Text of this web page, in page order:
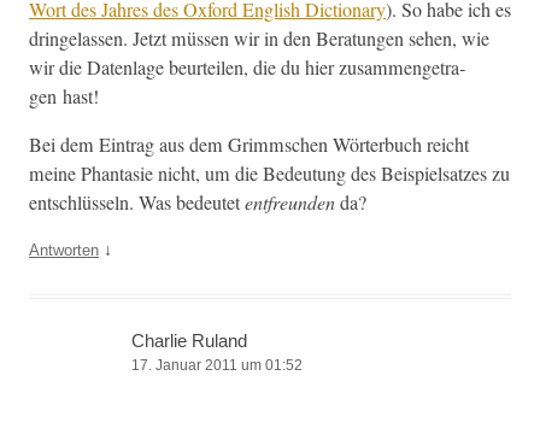
Wort des Jahres des Oxford Eng­lish Dic­tio­nary). So habe ich es
dringe­lassen. Jet­zt müssen wir in den Beratun­gen sehen, wie
wir die Daten­lage beurteilen, die du hier zusam­menge­tra­
gen hast!
Bei dem Ein­trag aus dem Grimm­schen Wörter­buch reicht
meine Phan­tasie nicht, um die Bedeu­tung des Beispiel­satzes zu
entschlüs­seln. Was bedeutetent­fre­un­denda?
Antworten ↓
Charlie Ruland
17. Januar 2011 um 01:52